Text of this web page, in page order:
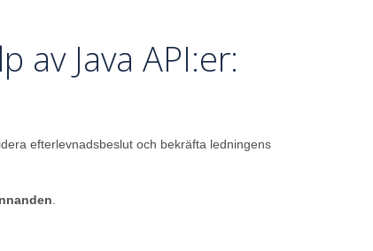
av Java API:er:
efterlevnadsbeslut och bekräfta ledningens